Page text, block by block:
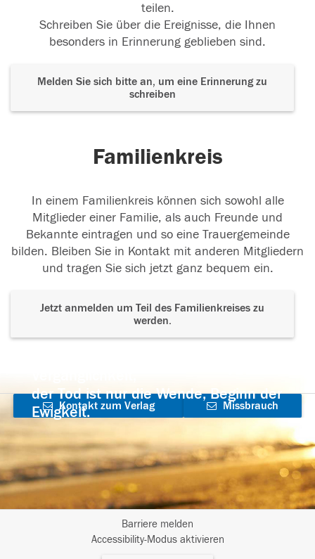
teilen.
Schreiben Sie über die Ereignisse, die Ihnen
besonders in Erinnerung geblieben sind.
Melden Sie sich bitte an, um eine Erinnerung zu
schreiben
Familienkreis
In einem Familienkreis können sich sowohl alle
Mitglieder einer Familie, als auch Freunde und
Bekannte eintragen und so eine Trauergemeinde
bilden. Bleiben Sie in Kontakt mit anderen Mitgliedern
und tragen Sie sich jetzt ganz bequem ein.
Jetzt anmelden um Teil des Familienkreises zu
werden.
der Tod ist nur die Wende, Beginn der
Ewigkeit.
Kontakt zum Verlag
aufnehmen
Missbrauch
Barriere melden
Accessibility-Modus aktivieren